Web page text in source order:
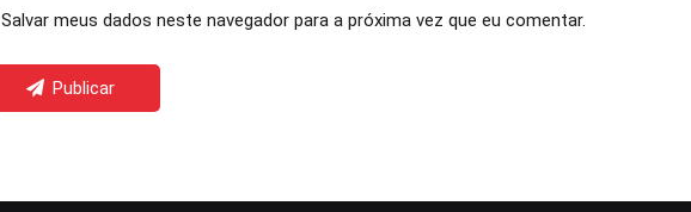
Salvar meus dados neste navegador para a próxima vez que eu comentar.
Publicar